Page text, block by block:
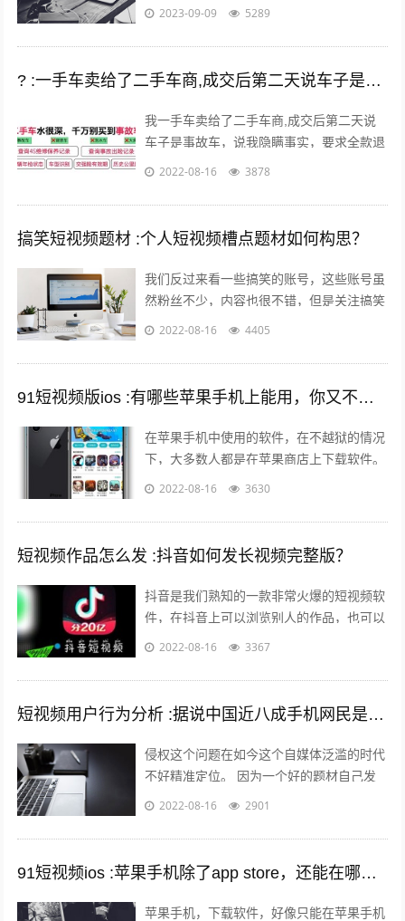
2023-09-09 5289
? :一手车卖给了二手车商,成交后第二天说车子是事故车，说隐瞒事实？
我一手车卖给了二手车商,成交后第二天说
车子是事故车，说我隐瞒事实，要求全款退
车，我该怎么办？ 报警处理。二手车行在
2022-08-16 3878
搞笑短视频题材 :个人短视频槽点题材如何构思？
我们反过来看一些搞笑的账号，这些账号虽
然粉丝不少，内容也很不错，但是关注搞笑
账号的用户，大多数都是为了开心的，所以
2022-08-16 4405
91短视频版ios :有哪些苹果手机上能用，你又不愿意让人知道的好用的app呢？
在苹果手机中使用的软件，在不越狱的情况
下，大多数人都是在苹果商店上下载软件。
但是还有其他的方法可以让你的手机中安装
2022-08-16 3630
短视频作品怎么发 :抖音如何发长视频完整版？
抖音是我们熟知的一款非常火爆的短视频软
件，在抖音上可以浏览别人的作品，也可以
发布自己的作品，那么自己发布作品的时候
2022-08-16 3367
短视频用户行为分析 :据说中国近八成手机网民是短视频用户，侵权问题如何解决？
侵权这个问题在如今这个自媒体泛滥的时代
不好精准定位。 因为一个好的题材自己发
布出去可能只需要短短的几分钟时间就能够
2022-08-16 2901
91短视频ios :苹果手机除了app store，还能在哪里下载软件？包括一些破解软件？
苹果手机，下载软件，好像只能在苹果手机